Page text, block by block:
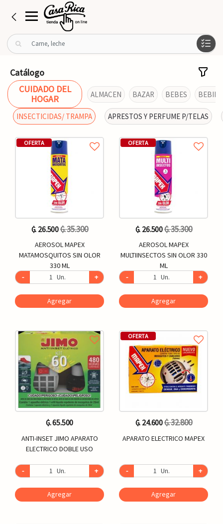
B
u
r
p
Catálogo
CUIDADO DEL
HOGAR
ALMACEN BAZAR BEBES
INSECTICIDAS/ TRAMPA APRESTOS Y PERFUME P/TELAS
OFERTA
₲. 26.500₲. 35.300
AEROSOL MAPEX
MATAMOSQUITOS SIN OLOR
330 ML
-
Un. +
Agregar
OFERTA
₲. 26.500₲. 35.300
AEROSOL MAPEX
MULTIINSECTOS SIN OLOR 330
ML
-
Un. +
Agregar
₲. 65.500
ANTI-INSET JIMO APARATO
ELECTRICO DOBLE USO
- Un. +
Agregar
OFERTA
₲. 24.600₲. 32.800
APARATO ELECTRICO MAPEX
- Un. +
Agregar